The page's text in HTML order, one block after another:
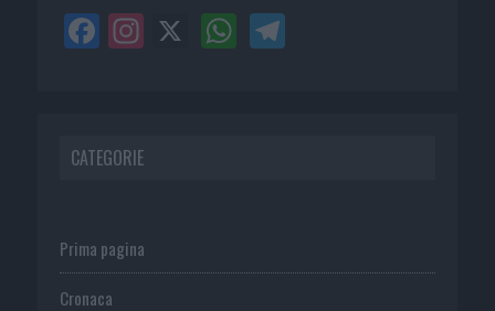
CATEGORIE
Prima pagina
Cronaca